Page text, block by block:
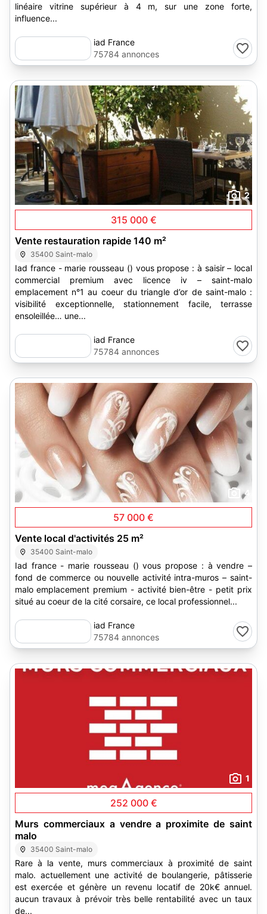
linéaire vitrine supérieur à 4 m, sur une zone forte,
influence...
iad France
75784 annonces
2
315 000 €
Vente restauration rapide 140 m²
35400 Saint-malo
Iad france - marie rousseau () vous propose : à saisir – local
commercial premium avec licence iv – saint-malo
emplacement n°1 au coeur du triangle d’or de saint-malo :
visibilité exceptionnelle, stationnement facile, terrasse
ensoleillée… une...
iad France
75784 annonces
4
57 000 €
Vente local d'activités 25 m²
35400 Saint-malo
Iad france - marie rousseau () vous propose : à vendre –
fond de commerce ou nouvelle activité intra-muros – saint-
malo emplacement premium - activité bien-être - petit prix
situé au coeur de la cité corsaire, ce local professionnel...
iad France
75784 annonces
1
252 000 €
Murs commerciaux a vendre a proximite de saint
malo
35400 Saint-malo
Rare à la vente, murs commerciaux à proximité de saint
malo. actuellement une activité de boulangerie, pâtisserie
est exercée et génère un revenu locatif de 20k€ annuel.
aucun travaux à prévoir très belle rentabilité avec un taux
de...